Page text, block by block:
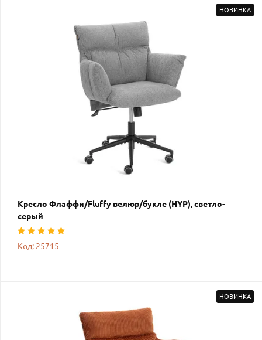
НОВИНКА
Кресло Флаффи/Fluffy велюр/букле (HYP), светло-
серый
Код: 25715
НОВИНКА